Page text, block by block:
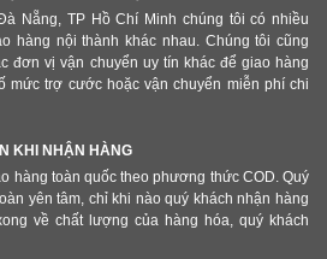
Nẵng, TP Hồ Chí Minh chúng tôi có nhiều
hàng nội thành khác nhau. Chúng tôi cũng
đơn vị vận chuyển uy tín khác để giao hàng
mức trợ cước hoặc vận chuyển miễn phí chi
KHI NHẬN HÀNG
hàng toàn quốc theo phương thức COD. Quý
yên tâm, chỉ khi nào quý khách nhận hàng
về chất lượng của hàng hóa, quý khách